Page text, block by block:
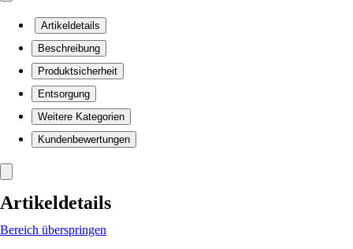
Artikeldetails
Beschreibung
Produktsicherheit
Entsorgung
Weitere Kategorien
Kundenbewertungen
Artikeldetails
Bereich überspringen